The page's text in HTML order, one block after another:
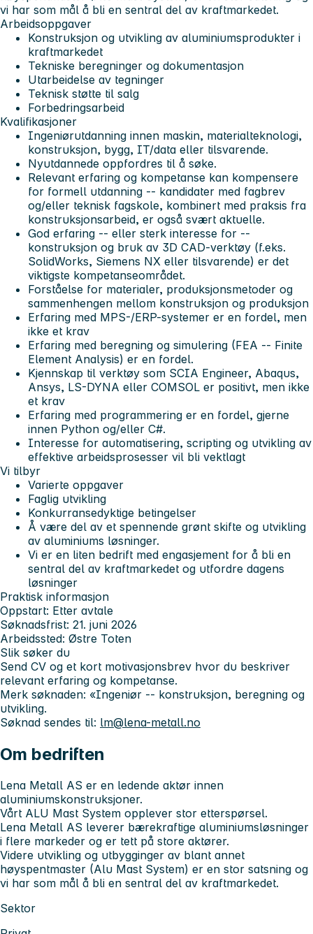
vi har som mål å bli en sentral del av kraftmarkedet.
Arbeidsoppgaver
Konstruksjon og utvikling av aluminiumsprodukter i
kraftmarkedet
Tekniske beregninger og dokumentasjon
Utarbeidelse av tegninger
Teknisk støtte til salg
Forbedringsarbeid
Kvalifikasjoner
Ingeniørutdanning innen maskin, materialteknologi,
konstruksjon, bygg, IT/data eller tilsvarende.
Nyutdannede oppfordres til å søke.
Relevant erfaring og kompetanse kan kompensere
for formell utdanning -- kandidater med fagbrev
og/eller teknisk fagskole, kombinert med praksis fra
konstruksjonsarbeid, er også svært aktuelle.
God erfaring -- eller sterk interesse for --
konstruksjon og bruk av 3D CAD-verktøy (f.eks.
SolidWorks, Siemens NX eller tilsvarende) er det
viktigste kompetanseområdet.
Forståelse for materialer, produksjonsmetoder og
sammenhengen mellom konstruksjon og produksjon
Erfaring med MPS-/ERP-systemer er en fordel, men
ikke et krav
Erfaring med beregning og simulering (FEA -- Finite
Element Analysis) er en fordel.
Kjennskap til verktøy som SCIA Engineer, Abaqus,
Ansys, LS-DYNA eller COMSOL er positivt, men ikke
et krav
Erfaring med programmering er en fordel, gjerne
innen Python og/eller C#.
Interesse for automatisering, scripting og utvikling av
effektive arbeidsprosesser vil bli vektlagt
Vi tilbyr
Varierte oppgaver
Faglig utvikling
Konkurransedyktige betingelser
Å være del av et spennende grønt skifte og utvikling
av aluminiums løsninger.
Vi er en liten bedrift med engasjement for å bli en
sentral del av kraftmarkedet og utfordre dagens
løsninger
Praktisk informasjon
Oppstart: Etter avtale
Søknadsfrist: 21. juni 2026
Arbeidssted: Østre Toten
Slik søker du
Send CV og et kort motivasjonsbrev hvor du beskriver
relevant erfaring og kompetanse.
Merk søknaden: «Ingeniør -- konstruksjon, beregning og
utvikling.
Søknad sendes til: lm@lena-metall.no
Om bedriften
Lena Metall AS er en ledende aktør innen
aluminiumskonstruksjoner.
Vårt ALU Mast System opplever stor etterspørsel.
Lena Metall AS leverer bærekraftige aluminiumsløsninger
i flere markeder og er tett på store aktører.
Videre utvikling og utbygginger av blant annet
høyspentmaster (Alu Mast System) er en stor satsning og
vi har som mål å bli en sentral del av kraftmarkedet.
Sektor